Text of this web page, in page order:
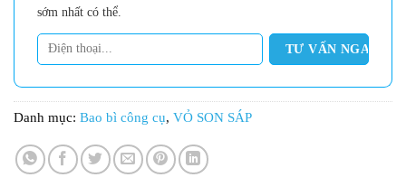
sớm nhất có thể.
Danh mục: Bao bì công cụ, VỎ SON SÁP